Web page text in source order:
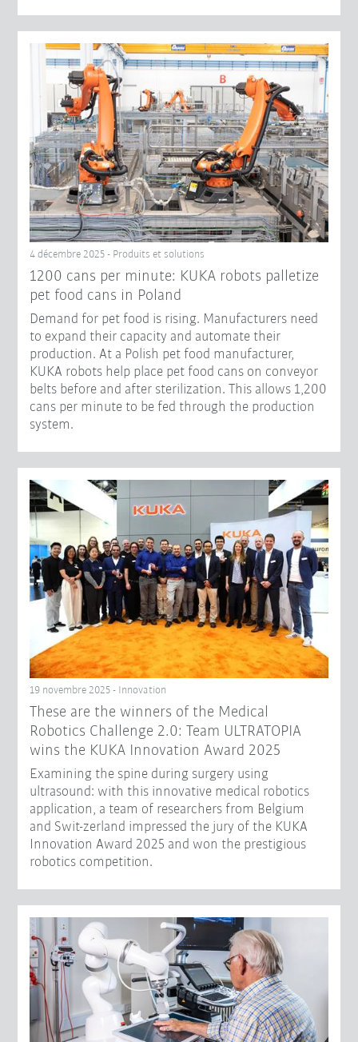
4 décembre 2025 - Produits et solutions
1200 cans per minute: KUKA robots palletize
pet food cans in Poland
Demand for pet food is rising. Manufacturers need
to expand their capacity and automate their
production. At a Polish pet food manufacturer,
KUKA robots help place pet food cans on conveyor
belts before and after sterilization. This allows 1,200
cans per minute to be fed through the production
system.
19 novembre 2025 - Innovation
These are the winners of the Medical
Robotics Challenge 2.0: Team ULTRATOPIA
wins the KUKA Innovation Award 2025
Examining the spine during surgery using
ultrasound: with this innovative medical robotics
application, a team of researchers from Belgium
and Swit-zerland impressed the jury of the KUKA
Innovation Award 2025 and won the prestigious
robotics competition.